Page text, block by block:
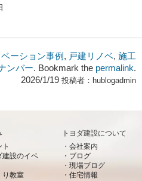
ベーション事例 , 戸建リノベ, 施工
ンバー. Bookmark the permalink.
2026/1/19 投稿者： hublogadmin
建設のイベ
り教室
トヨダ建設について
会社案内
ブログ
現場ブログ
住宅情報